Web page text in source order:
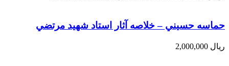
حماسه حسيني – خلاصه آثار استاد شهيد مرتضي
ریال